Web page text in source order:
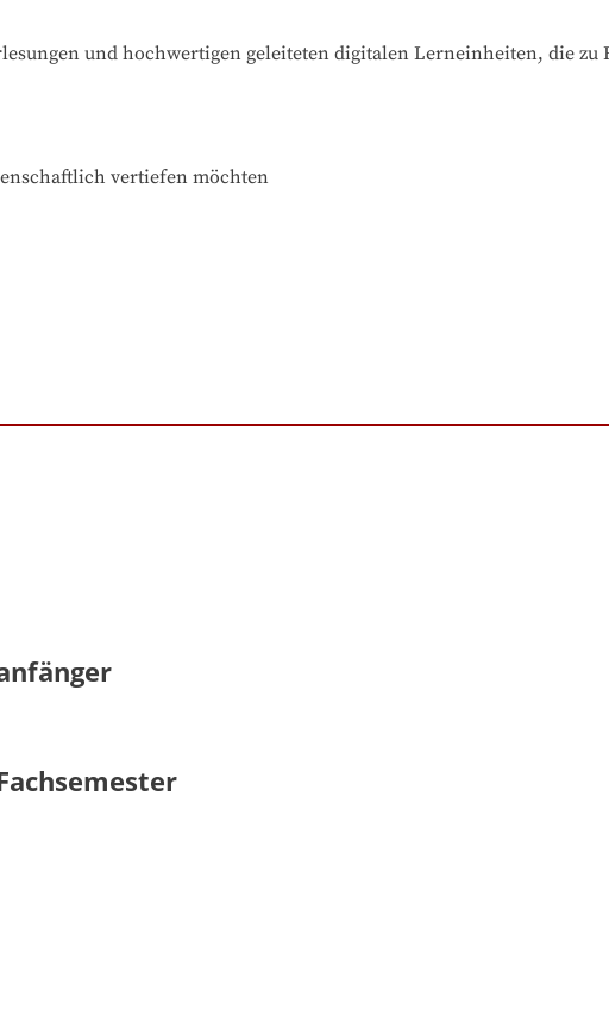
und hochwertigen geleiteten digitalen Lerneinheiten, die zu
vertiefen möchten